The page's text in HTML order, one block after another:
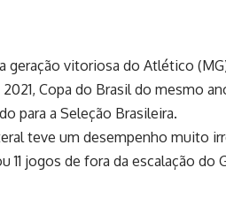
geração vitoriosa do Atlético
Copa do Brasil do mesmo
para a Seleção Brasileira.
teve um desempenho muito
11 jogos de fora da escalação do